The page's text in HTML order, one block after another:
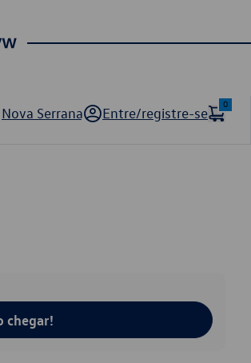
Nova Serrana Entre/registre-se
0
chegar!